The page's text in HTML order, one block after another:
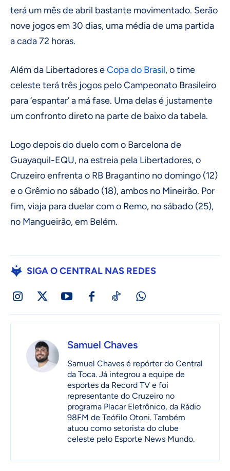
terá um mês de abril bastante movimentado. Serão
nove jogos em 30 dias, uma média de uma partida
a cada 72 horas.
Além da Libertadores eCopa do Brasil, o time
celeste terá três jogos pelo Campeonato Brasileiro
para ‘espantar’ a má fase. Uma delas é justamente
um confronto direto na parte de baixo da tabela.
Logo depois do duelo com o Barcelona de
Guayaquil-EQU, na estreia pela Libertadores, o
Cruzeiro enfrenta o RB Bragantino no domingo (12)
e o Grêmio no sábado (18), ambos no Mineirão. Por
fim, viaja para duelar com o Remo, no sábado (25),
no Mangueirão, em Belém.
SIGA O CENTRAL NAS REDES
Samuel Chaves
Samuel Chaves é repórter do Central
da Toca. Já integrou a equipe de
esportes da Record TV e foi
representante do Cruzeiro no
programa Placar Eletrônico, da Rádio
98FM de Teófilo Otoni. Também
atuou como setorista do clube
celeste pelo Esporte News Mundo.